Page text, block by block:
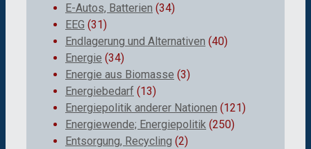
E-Autos, Batterien (34)
EEG (31)
Endlagerung und Alternativen (40)
Energie (34)
Energie aus Biomasse (3)
Energiebedarf (13)
Energiepolitik anderer Nationen (121)
Energiewende; Energiepolitik (250)
Entsorgung, Recycling (2)